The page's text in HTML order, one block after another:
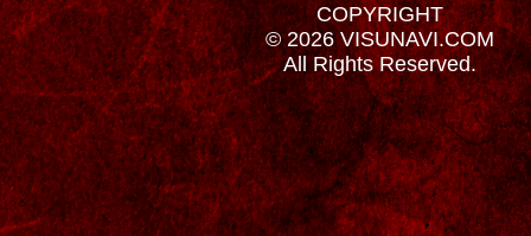
COPYRIGHT
© 2026 VISUNAVI.COM
All Rights Reserved.